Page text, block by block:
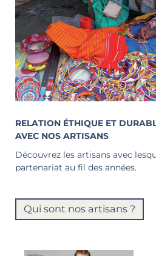
RELATION ÉTHIQUE ET
AVEC NOS ARTISANS
Découvrez les artisans avec
partenariat au fil des années.
Qui sont nos artisans ?